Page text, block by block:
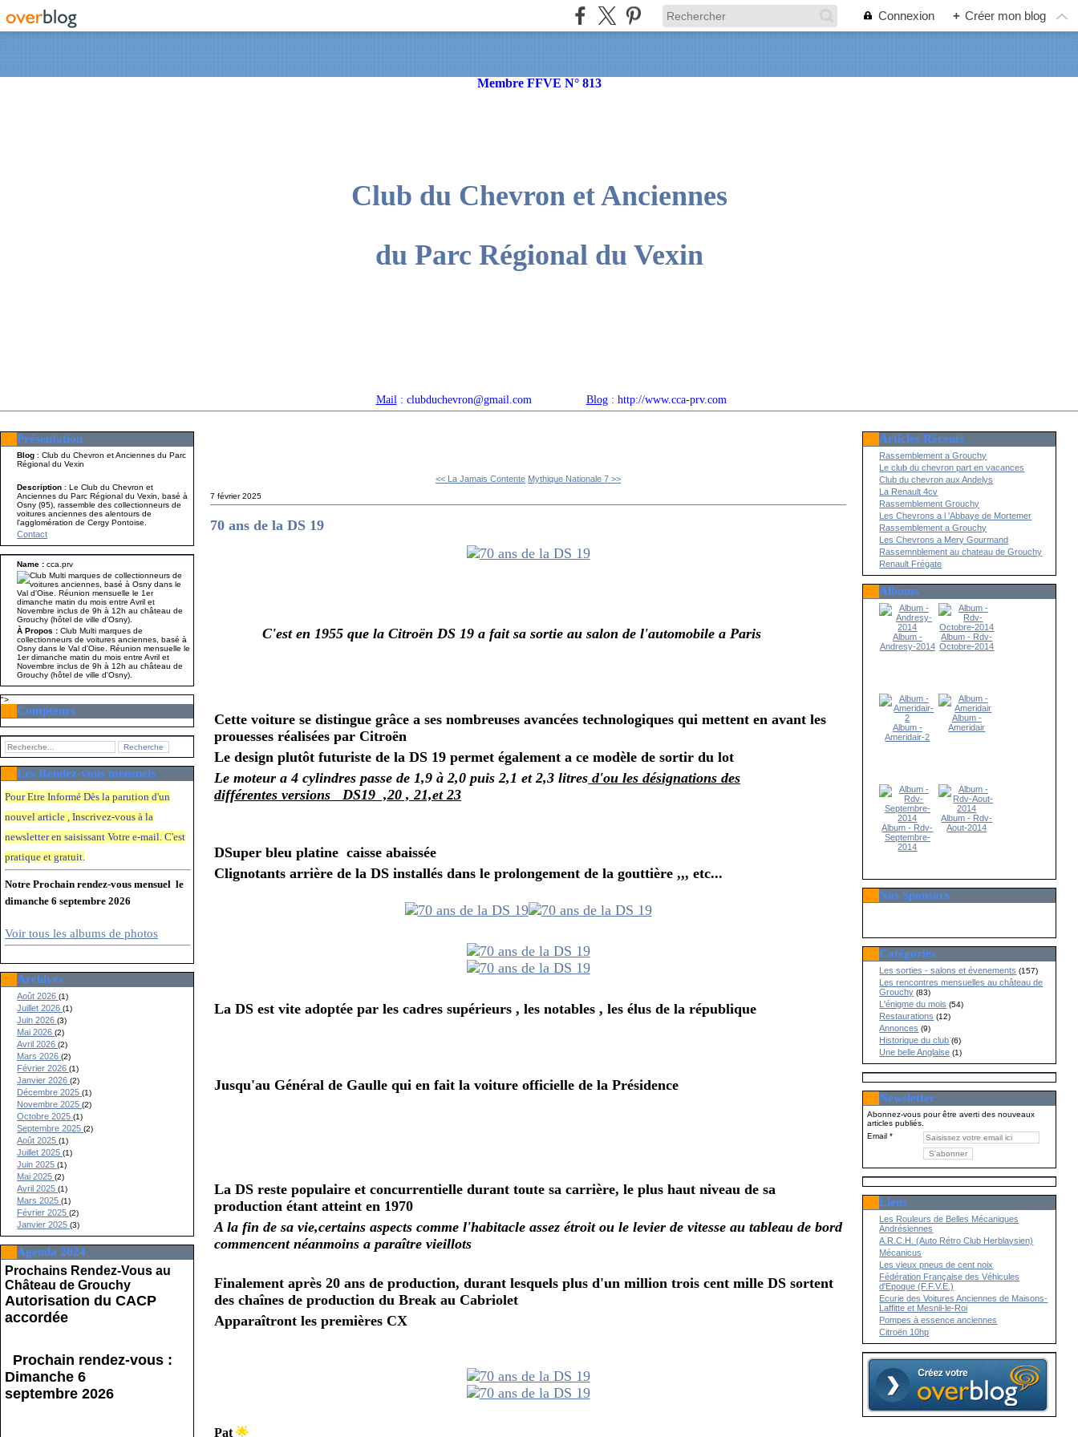
Connexion + Créer mon blog
Membre FFVE N° 813
Club du Chevron et Anciennes
du Parc Régional du Vexin
Mail : clubduchevron@gmail.com Blog: http://www.cca-prv.com
Présentation
Blog : Club du Chevron et Anciennes du Parc
Régional du Vexin
Description: Le Club du Chevron et
Anciennes du Parc Régional du Vexin, basé à
Osny (95), rassemble des collectionneurs de
voitures anciennes des alentours de
l'agglomération de Cergy Pontoise.
Contact
Name :cca.prv
À Propos :Club Multi marques de
collectionneurs de voitures anciennes, basé à
Osny dans le Val d'Oise. Réunion mensuelle le
1er dimanche matin du mois entre Avril et
Novembre inclus de 9h à 12h au château de
Grouchy (hôtel de ville d'Osny).
">
Compteurs
Les Rendez-vous mensuels
Pour Etre Informé Dès la parution d'un
nouvel article , Inscrivez-vous à la
newsletter en saisissant Votre e-mail. C'est
pratique et gratuit.
Notre Prochain rendez-vous mensuel le
dimanche 6 septembre 2026
Voir tous les albums de photos
Archives
Août 2026(1)
Juillet 2026(1)
Juin 2026(3)
Mai 2026(2)
Avril 2026(2)
Mars 2026(2)
Février 2026(1)
Janvier 2026(2)
Décembre 2025(1)
Novembre 2025(2)
Octobre 2025(1)
Septembre 2025(2)
Août 2025(1)
Juillet 2025(1)
Juin 2025(1)
Mai 2025(2)
Avril 2025(1)
Mars 2025(1)
Février 2025(2)
Janvier 2025(3)
Agenda 2024
Prochains Rendez-Vous au
Château de Grouchy
Autorisation du CACP
accordée
Prochain rendez-vous :
Dimanche 6
septembre 2026
<< La Jamais Contente Mythique Nationale 7 >>
7 février 2025
70 ans de la DS 19
C'est en 1955 que la Citroën DS 19 a fait sa sortie au salon de l'automobile a Paris
Cette voiture se distingue grâce a ses nombreuses avancées technologiques qui mettent en avant les
prouesses réalisées parCitroën
Le design plutôt futuriste de la DS 19 permet également a ce modèle de sortir du lot
Le moteur a 4 cylindres passe de 1,9 à 2,0 puis 2,1 et 2,3 litres d'ou les désignations des
différentes versions DS19 ,20 , 21,et 23
DSuper bleu platine caisse abaissée
Clignotants arrière de la DS installés dans le prolongement de la gouttière ,,, etc...
La DS est vite adoptée par les cadres supérieurs , les notables , les élus de la république
Jusqu'au Général de Gaulle qui en fait la voiture officielle de la Présidence
La DS reste populaire et concurrentielle durant toute sa carrière, le plus haut niveau de sa
production étant atteint en 1970
A la fin de sa vie,certains aspects comme l'habitacle assez étroit ou le levier de vitesse au tableau de bord
commencent néanmoins a paraître vieillots
Finalement après 20 ans de production, durant lesquels plus d'un million trois cent mille DS sortent
des chaînes de production du Break au Cabriolet
Apparaîtront les premières CX
Pat🌟
Articles Récents
Rassemblement a Grouchy
Le club du chevron part en vacances
Club du chevron aux Andelys
La Renault 4cv
Rassemblement Grouchy
Les Chevrons a l 'Abbaye de Mortemer
Rassemblement a Grouchy
Les Chevrons a Mery Gourmand
Rassemnblement au chateau de Grouchy
Renault Frégate
Albums
Album -
Andresy-2014
Album - Rdv-
Octobre-2014
Album -
Ameridair-2
Album -
Ameridair
Album - Rdv-
Septembre-
2014
Album - Rdv-
Aout-2014
Nos Sponsors
Catégories
Les sorties - salons et évenements (157)
Les rencontres mensuelles au château de
Grouchy (83)
L'énigme du mois (54)
Restaurations (12)
Annonces (9)
Historique du club (6)
Une belle Anglaise (1)
Newsletter
Abonnez-vous pour être averti des nouveaux
articles publiés.
Email
Liens
Les Rouleurs de Belles Mécaniques
Andrésiennes
A.R.C.H. (Auto Rétro Club Herblaysien)
Mécanicus
Les vieux pneus de cent noix
Fédération Française des Véhicules
d'Epoque (F.F.V.E.)
Ecurie des Voitures Anciennes de Maisons-
Laffitte et Mesnil-le-Roi
Pompes à essence anciennes
Citroën 10hp